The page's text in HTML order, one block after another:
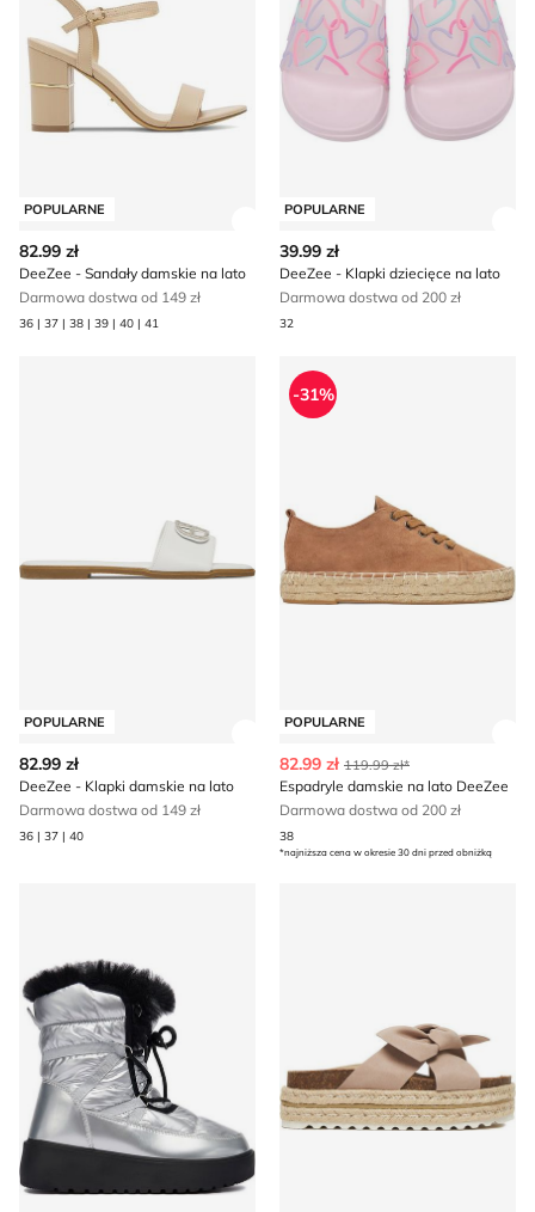
POPULARNE
82.99 zł
DeeZee - Sandały damskie na lato
Darmowa dostwa od 149 zł
36 | 37 | 38 | 39 | 40 | 41
POPULARNE
39.99 zł
DeeZee - Klapki dziecięce na lato
Darmowa dostwa od 200 zł
32
DeeZee - Klapki damskie na lato
POPULARNE
82.99 zł
DeeZee - Klapki damskie na lato
Darmowa dostwa od 149 zł
36 | 37 | 40
Espadryle damskie na lato
POPULARNE
-31%
82.99 zł 119.99 zł*
Espadryle damskie na lato DeeZee
Darmowa dostwa od 200 zł
38
*najniższa cena w okresie 30 dni przed obniżką